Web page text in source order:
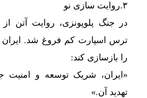
۳.روایت سازی نو
در جنگ پلوپونزی، روایت آتن از
ترس اسپارت کم فروغ شد. ایران
را بازسازی کند:
«ایران، شریک توسعه و امنیت
تهدید آن.»